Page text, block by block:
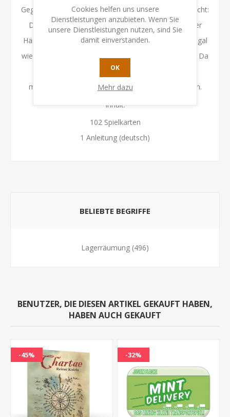
Gegenstände, die jeweils 1 Gold wert sind. Aber Vorsicht:
Der Ertrag wird nicht immer gerecht aufgeteilt. Jeder
Händler in der gleichen Taverne erhält einen Anteil, egal
wie viele Magische Gegenstände er beigesteuert hat. Da
hilft nur, geschickt die Taverne zu wechseln, um
möglichst viel vom begehrten Gold abzubekommen.
Inhalt:
102 Spielkarten
1 Anleitung (deutsch)
BELIEBTE BEGRIFFE
Lagerräumung (496)
BENUTZER, DIE DIESEN ARTIKEL GEKAUFT HABEN,
HABEN AUCH GEKAUFT
-45% -32%
Cookies helfen uns unsere
Dienstleistungen anzubieten. Wenn Sie
unsere Dienstleistungen nutzen, sind Sie
damit einverstanden.
OK
Mehr dazu